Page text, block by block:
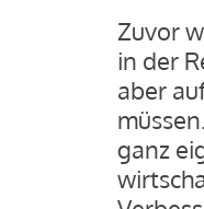
Zuvor
in der
aber
ganz